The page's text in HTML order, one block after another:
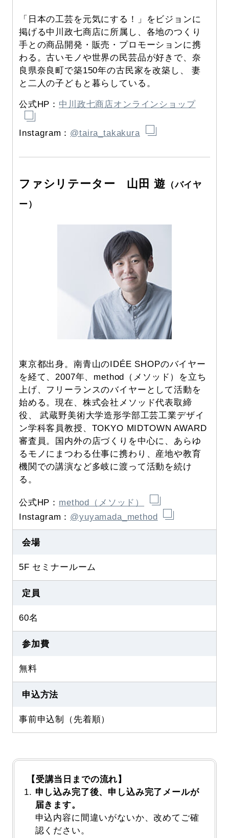
「日本の工芸を元気にする！」をビジョンに
掲げる中川政七商店に所属し、各地のつくり
手との商品開発・販売・プロモーションに携
わる。古いモノや世界の民芸品が好きで、奈
良県奈良町で築150年の古民家を改築し、 妻
と二人の子どもと暮らしている。
公式HP： 中川政七商店オンラインショップ
Instagram： @taira_takakura
ファシリテーター 山田 遊（バイヤ
ー）
東京都出身。南青山のIDÉE SHOPのバイヤー
を経て、2007年、method（メソッド）を立ち
上げ、フリーランスのバイヤーとして活動を
始める。現在、株式会社メソッド代表取締
役、 武蔵野美術大学造形学部工芸工業デザイ
ン学科客員教授、TOKYO MIDTOWN AWARD
審査員。国内外の店づくりを中心に、あらゆ
るモノにまつわる仕事に携わり、産地や教育
機関での講演など多岐に渡って活動を続け
る。
公式HP： method（メソッド）
Instagram： @yuyamada_method
会場
5F セミナールーム
定員
60名
参加費
無料
申込方法
事前申込制（先着順）
【受講当日までの流れ】
申し込み完了後、申し込み完了メールが
届きます。
申込内容に間違いがないか、改めてご確
認ください。